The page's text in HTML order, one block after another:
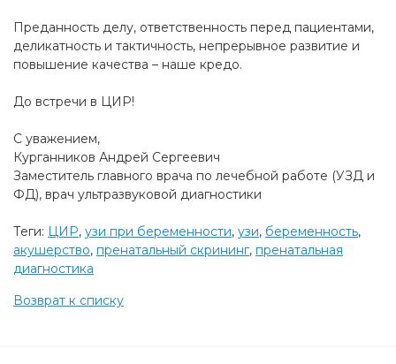
Преданность делу, ответственность перед пациентами,
деликатность и тактичность, непрерывное развитие и
повышение качества – наше кредо.
До встречи в ЦИР!
С уважением,
Курганников Андрей Сергеевич
Заместитель главного врача по лечебной работе (УЗД и
ФД), врач ультразвуковой диагностики
Теги: ЦИР, узи при беременности, узи, беременность,
акушерство, пренатальный скрининг, пренатальная
диагностика
Возврат к списку